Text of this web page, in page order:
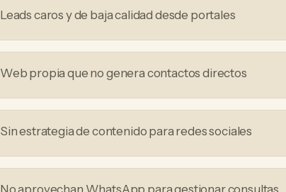
Leads caros y de baja calidad desde portales
Web propia que no genera contactos directos
Sin estrategia de contenido para redes sociales
No aprovechan WhatsApp para gestionar consultas